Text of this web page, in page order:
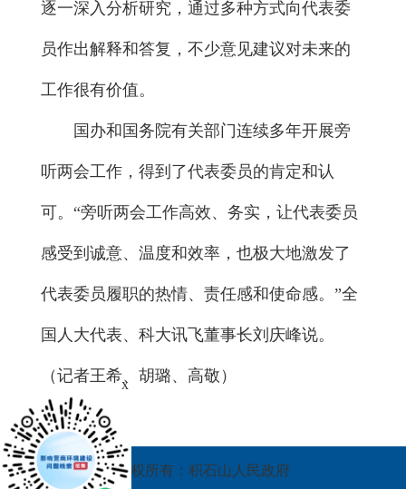
逐一深入分析研究，通过多种方式向代表委
员作出解释和答复，不少意见建议对未来的
工作很有价值。
国办和国务院有关部门连续多年开展旁
听两会工作，得到了代表委员的肯定和认
可。“旁听两会工作高效、务实，让代表委员
感受到诚意、温度和效率，也极大地激发了
代表委员履职的热情、责任感和使命感。”全
国人大代表、科大讯飞董事长刘庆峰说。
（记者王希、胡璐、高敬）
版权所有：积石山人民政府
x